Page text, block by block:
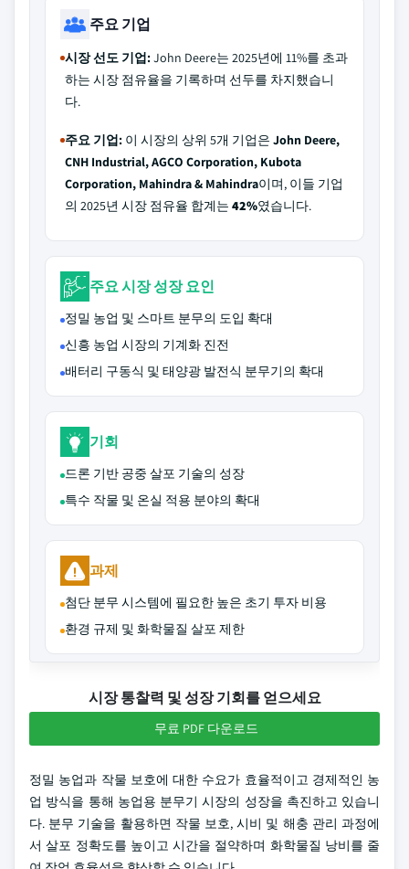
주요 기업
시장 선도 기업:John Deere는 2025년에 11%를 초과
하는 시장 점유율을 기록하며 선두를 차지했습니
다.
주요 기업: 이 시장의 상위 5개 기업은 John Deere,
CNH Industrial, AGCO Corporation, Kubota
Corporation, Mahindra & Mahindra이며, 이들 기업
의 2025년 시장 점유율 합계는 42%였습니다.
주요 시장 성장 요인
정밀 농업 및 스마트 분무의 도입 확대
신흥 농업 시장의 기계화 진전
배터리 구동식 및 태양광 발전식 분무기의 확대
기회
드론 기반 공중 살포 기술의 성장
특수 작물 및 온실 적용 분야의 확대
과제
첨단 분무 시스템에 필요한 높은 초기 투자 비용
환경 규제 및 화학물질 살포 제한
시장 통찰력 및 성장 기회를 얻으세요
무료 PDF 다운로드
정밀 농업과 작물 보호에 대한 수요가 효율적이고 경제적인 농
업 방식을 통해 농업용 분무기 시장의 성장을 촉진하고 있습니
다. 분무 기술을 활용하면 작물 보호, 시비 및 해충 관리 과정에
서 살포 정확도를 높이고 시간을 절약하며 화학물질 낭비를 줄